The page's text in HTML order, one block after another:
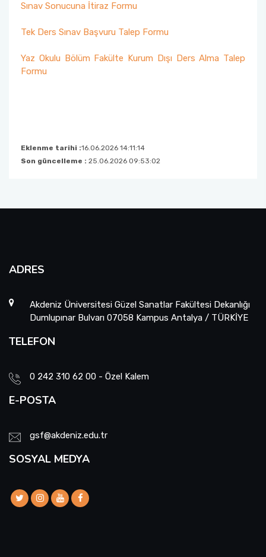
Sınav Sonucuna İtiraz Formu
Tek Ders Sınav Başvuru Talep Formu
Yaz Okulu Bölüm Fakülte Kurum Dışı Ders Alma Talep
Formu
Eklenme tarihi :16.06.2026 14:11:14
Son güncelleme : 25.06.2026 09:53:02
ADRES
Akdeniz Üniversitesi Güzel Sanatlar Fakültesi Dekanlığı
Dumlupınar Bulvarı 07058 Kampus Antalya / TÜRKİYE
TELEFON
0 242 310 62 00 - Özel Kalem
E-POSTA
gsf@akdeniz.edu.tr
SOSYAL MEDYA